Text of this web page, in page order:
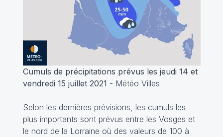
Cumuls de précipitations prévus les jeudi 14 et
vendredi 15 juillet 2021 - Météo Villes
Selon les dernières prévisions, les cumuls les
plus importants sont prévus entre les Vosges et
le nord de la Lorraine où des valeurs de 100 à